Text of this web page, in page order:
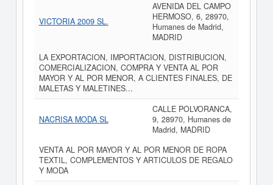
VICTORIA 2009 SL.
AVENIDA DEL CAMPO
HERMOSO, 6, 28970,
Humanes de Madrid,
MADRID
LA EXPORTACION, IMPORTACION, DISTRIBUCION,
COMERCIALIZACION, COMPRA Y VENTA AL POR
MAYOR Y AL POR MENOR, A CLIENTES FINALES, DE
MALETAS Y MALETINES...
NACRISA MODA SL
CALLE POLVORANCA,
9, 28970, Humanes de
Madrid, MADRID
VENTA AL POR MAYOR Y AL POR MENOR DE ROPA
TEXTIL, COMPLEMENTOS Y ARTICULOS DE REGALO
Y MODA